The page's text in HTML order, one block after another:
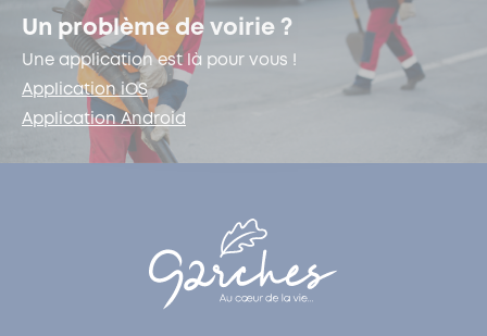
Un problème de voirie ?
Une application est là pour vous !
Application iOS
Application Android